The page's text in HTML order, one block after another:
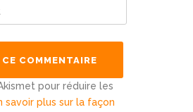
pour réduire les
savoir plus sur la façon